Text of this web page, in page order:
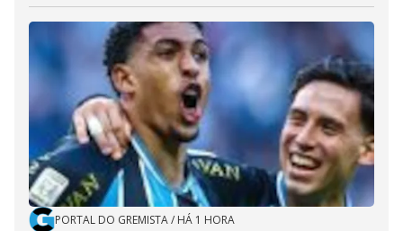
PORTAL DO GREMISTA/ HÁ 1 HORA